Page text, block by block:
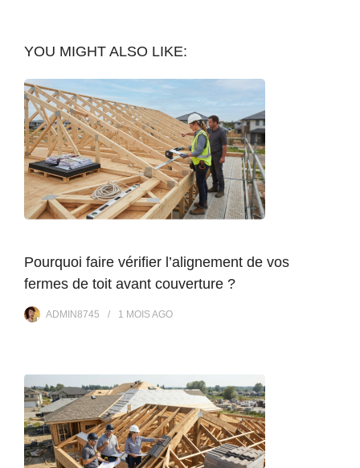
YOU MIGHT ALSO LIKE:
Pourquoi faire vérifier l’alignement de vos
fermes de toit avant couverture ?
ADMIN8745 1 MOISAGO